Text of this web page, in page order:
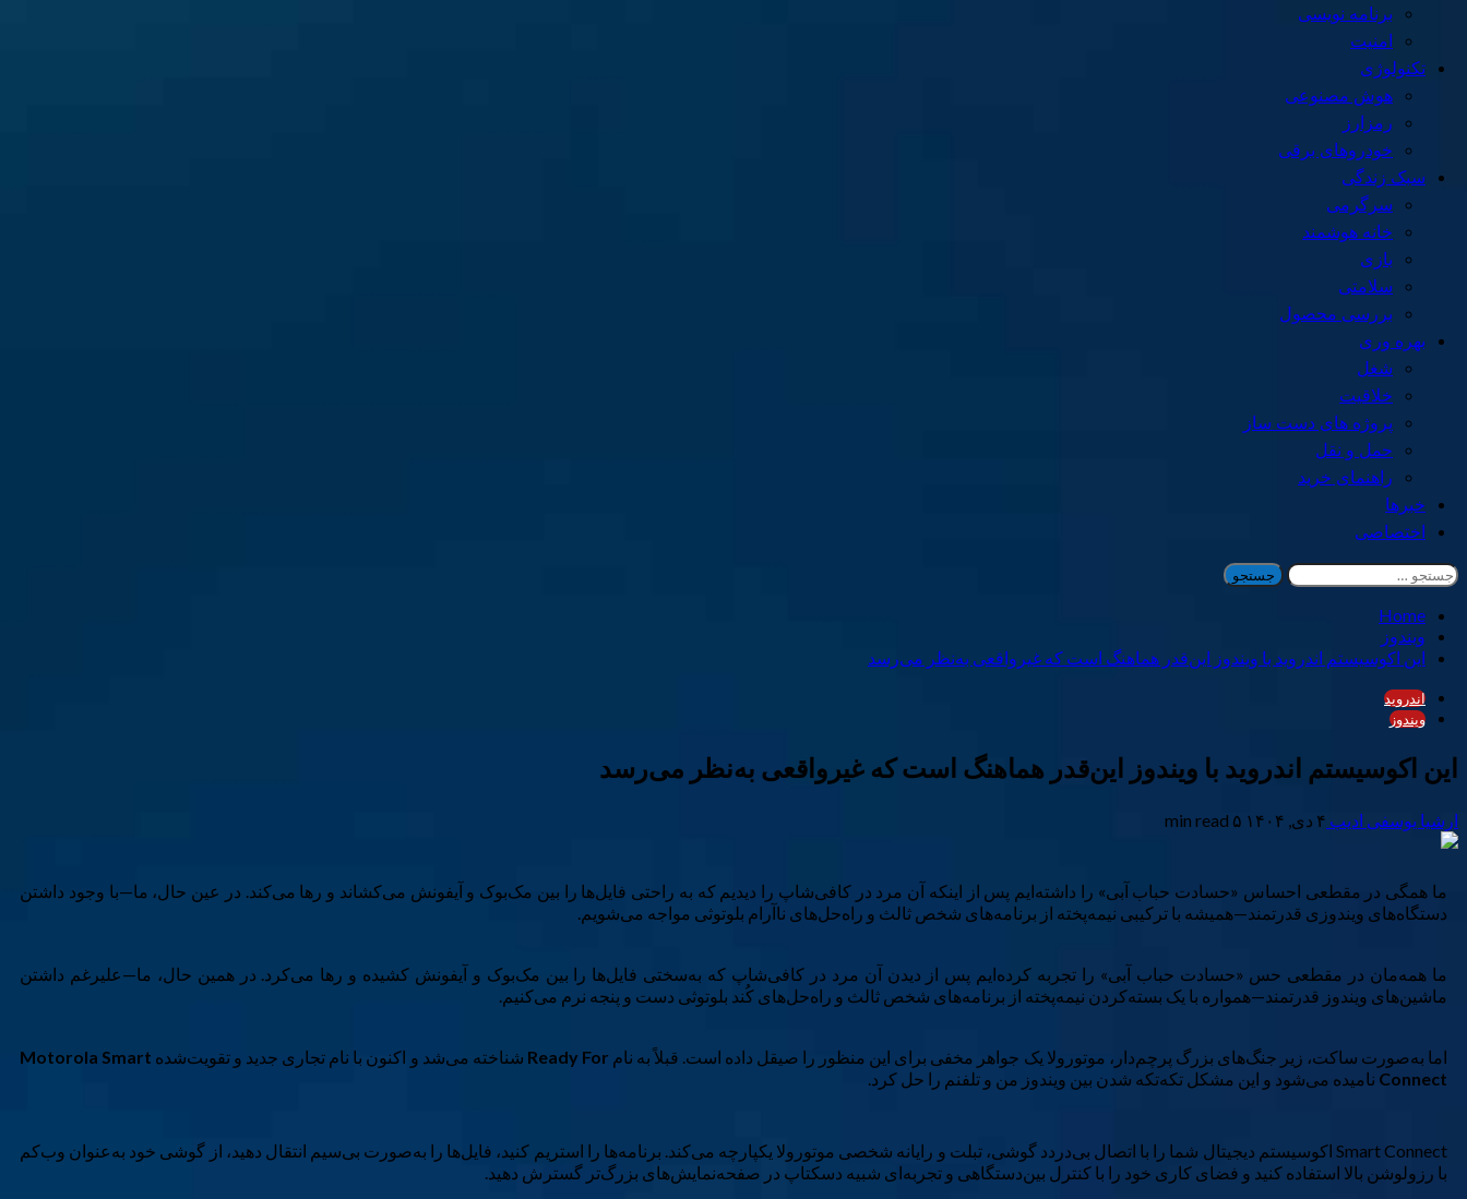
برنامه نویسی
امنیت
تکنولوژی
هوش مصنوعی
رمزارز
خودروهای برقی
سبک زندگی
سرگرمی
خانه هوشمند
بازی
سلامتی
بررسی محصول
بهره وری
شغل
خلاقیت
پروژه های دست ساز
حمل و نقل
راهنمای خرید
خبرها
اختصاصی
جستجو
برای:
Home
ویندوز
این اکوسیستم اندروید با ویندوز این‌قدر هماهنگ است که غیرواقعی به‌نظر می‌رسد
اندروید
ویندوز
این اکوسیستم اندروید با ویندوز این‌قدر هماهنگ است که غیرواقعی به‌نظر می‌رسد
ارشیا یوسفی ادیب ۴ دی, ۱۴۰۴ ۵ min read
ما همگی در مقطعی احساس «حسادت حباب آبی» را داشته‌ایم پس از اینکه آن مرد در کافی‌شاپ را دیدیم که به راحتی فایل‌ها را بین مک‌بوک و آیفونش می‌کشاند و رها می‌کند. در عین حال، ما—با وجود داشتن
دستگاه‌های ویندوزی قدرتمند—همیشه با ترکیبی نیمه‌پخته از برنامه‌های شخص ثالث و راه‌حل‌های ناآرام بلوتوثی مواجه می‌شویم.
ما همه‌مان در مقطعی حس «حسادت حباب آبی» را تجربه کرده‌ایم پس از دیدن آن مرد در کافی‌شاپ که به‌سختی فایل‌ها را بین مک‌بوک و آیفونش کشیده و رها می‌کرد. در همین حال، ما—علیرغم داشتن
ماشین‌های ویندوز قدرتمند—همواره با یک بسته‌کردن نیمه‌پخته از برنامه‌های شخص ثالث و راه‌حل‌های کُند بلوتوثی دست و پنجه نرم می‌کنیم.
اما به‌صورت ساکت، زیر جنگ‌های بزرگ پرچم‌دار، موتورولا یک جواهر مخفی برای این منظور را صیقل داده است. قبلاً به نام Ready For شناخته می‌شد و اکنون با نام تجاری جدید و تقویت‌شده Motorola Smart
Connect نامیده می‌شود و این مشکل تکه‌تکه شدن بین ویندوز من و تلفنم را حل کرد.
Smart Connect اکوسیستم دیجیتال شما را با اتصال بی‌دردد گوشی، تبلت و رایانه شخصی موتورولا یکپارچه می‌کند. برنامه‌ها را استریم کنید، فایل‌ها را به‌صورت بی‌سیم انتقال دهید، از گوشی خود به‌عنوان وب‌کم
با رزولوشن بالا استفاده کنید و فضای کاری خود را با کنترل بین‌دستگاهی و تجربه‌ای شبیه دسکتاپ در صفحه‌نمایش‌های بزرگ‌تر گسترش دهید.